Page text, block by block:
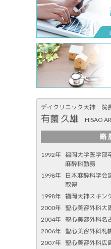
デイクリニック天神 院
有薗 久雄 HISAO
略
1992年 福岡大学医学
麻酔科勤務
1998年
日本麻酔科学会
取得
1998年 福岡天神スキン
2000年 聖心美容外科大
2004年 聖心美容外科名
2006年 聖心美容外科札
2007年 聖心美容外科広